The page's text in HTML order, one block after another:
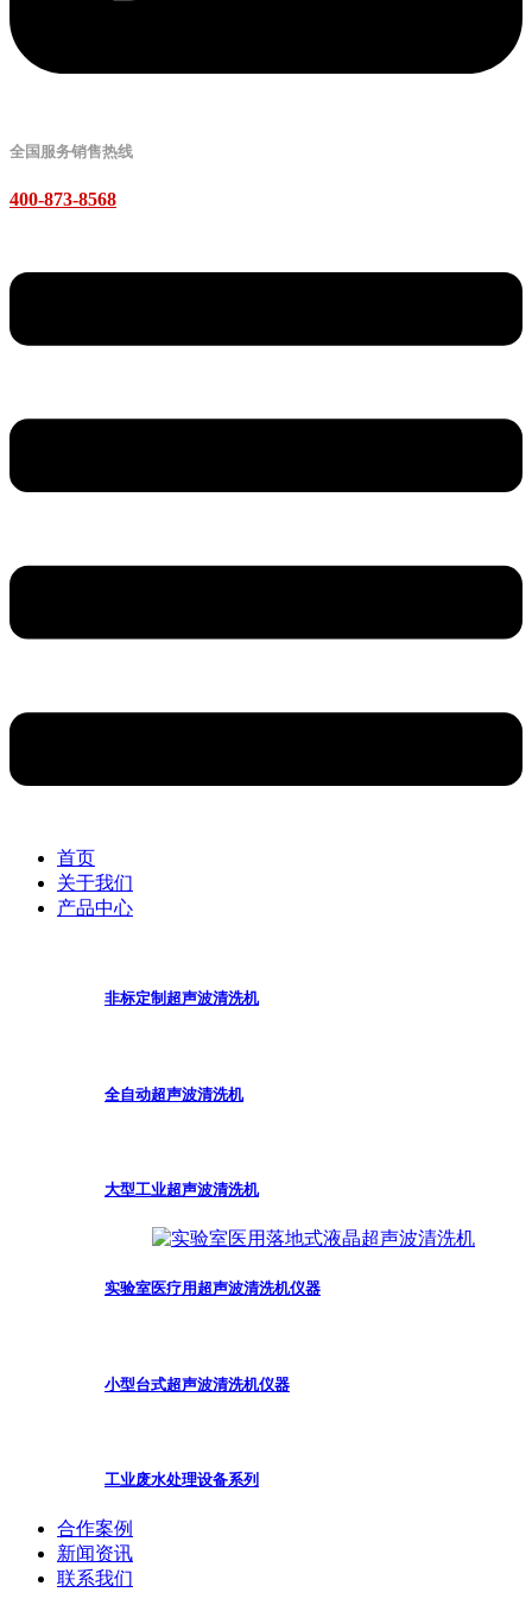
全国服务销售热线
400-873-8568
首页
关于我们
产品中心
非标定制超声波清洗机
全自动超声波清洗机
大型工业超声波清洗机
实验室医疗用超声波清洗机仪器
小型台式超声波清洗机仪器
工业废水处理设备系列
合作案例
新闻资讯
联系我们